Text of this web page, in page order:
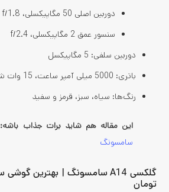
دوربین اصلی 50 مگاپیکسلی، f/1.8
سنسور عمق 2 مگاپیکسلی، f/2.4
دوربین سلفی: 5 مگاپیکسل
باتری: 5000 میلی آمپر ساعت، 15 وات شارژ تطبیقی
رنگ‌ها: سیاه، سبز، قرمز و سفید
این مقاله هم شاید برات جذاب باشه:
سامسونگ
تومان